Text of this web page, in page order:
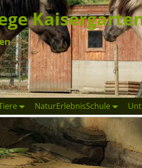
NaturErlebnisSchule